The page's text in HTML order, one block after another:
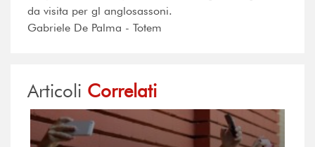
da visita per gl anglosassoni.
Gabriele De Palma - Totem
Articoli Correlati